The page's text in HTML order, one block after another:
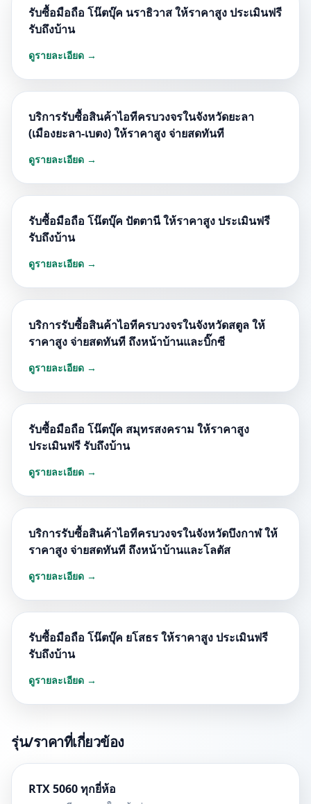
รับซื้อมือถือ โน๊ตบุ๊ค นราธิวาส ให้ราคาสูง ประเมินฟรี
รับถึงบ้าน
ดูรายละเอียด →
บริการรับซื้อสินค้าไอทีครบวงจรในจังหวัดยะลา
(เมืองยะลา-เบตง) ให้ราคาสูง จ่ายสดทันที
ดูรายละเอียด →
รับซื้อมือถือ โน๊ตบุ๊ค ปัตตานี ให้ราคาสูง ประเมินฟรี
รับถึงบ้าน
ดูรายละเอียด →
บริการรับซื้อสินค้าไอทีครบวงจรในจังหวัดสตูล ให้
ราคาสูง จ่ายสดทันที ถึงหน้าบ้านและบิ๊กซี
ดูรายละเอียด →
รับซื้อมือถือ โน๊ตบุ๊ค สมุทรสงคราม ให้ราคาสูง
ประเมินฟรี รับถึงบ้าน
ดูรายละเอียด →
บริการรับซื้อสินค้าไอทีครบวงจรในจังหวัดบึงกาฬ ให้
ราคาสูง จ่ายสดทันที ถึงหน้าบ้านและโลตัส
ดูรายละเอียด →
รับซื้อมือถือ โน๊ตบุ๊ค ยโสธร ให้ราคาสูง ประเมินฟรี
รับถึงบ้าน
ดูรายละเอียด →
รุ่น/ราคาที่เกี่ยวข้อง
RTX 5060 ทุกยี่ห้อ